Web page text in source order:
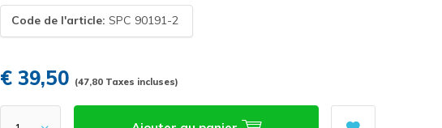
Code de l'article: SPC 90191-2
€ 39,50 (47,80 Taxes incluses)